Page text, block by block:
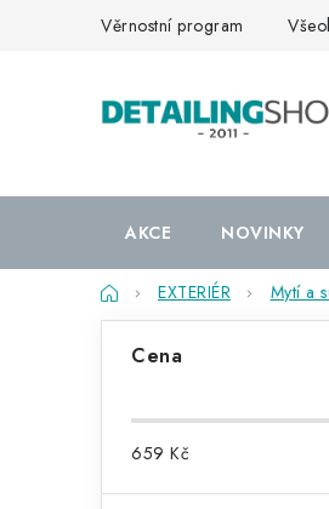
Věrnostní program
AKCE NOVINKY
DomůEXTERIÉR Mytí a
t
Cena
659 Kč